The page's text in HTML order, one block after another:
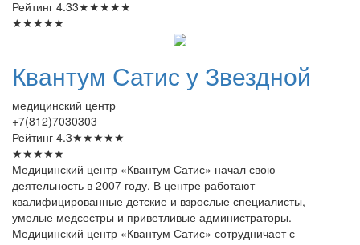
Рейтинг 4.33★★★★★
★★★★★
Квантум Сатис у Звездной
медицинский центр
+7(812)7030303
Рейтинг 4.3★★★★★
★★★★★
Медицинский центр «Квантум Сатис» начал свою
деятельность в 2007 году. В центре работают
квалифицированные детские и взрослые специалисты,
умелые медсестры и приветливые администраторы.
Медицинский центр «Квантум Сатис» сотрудничает с